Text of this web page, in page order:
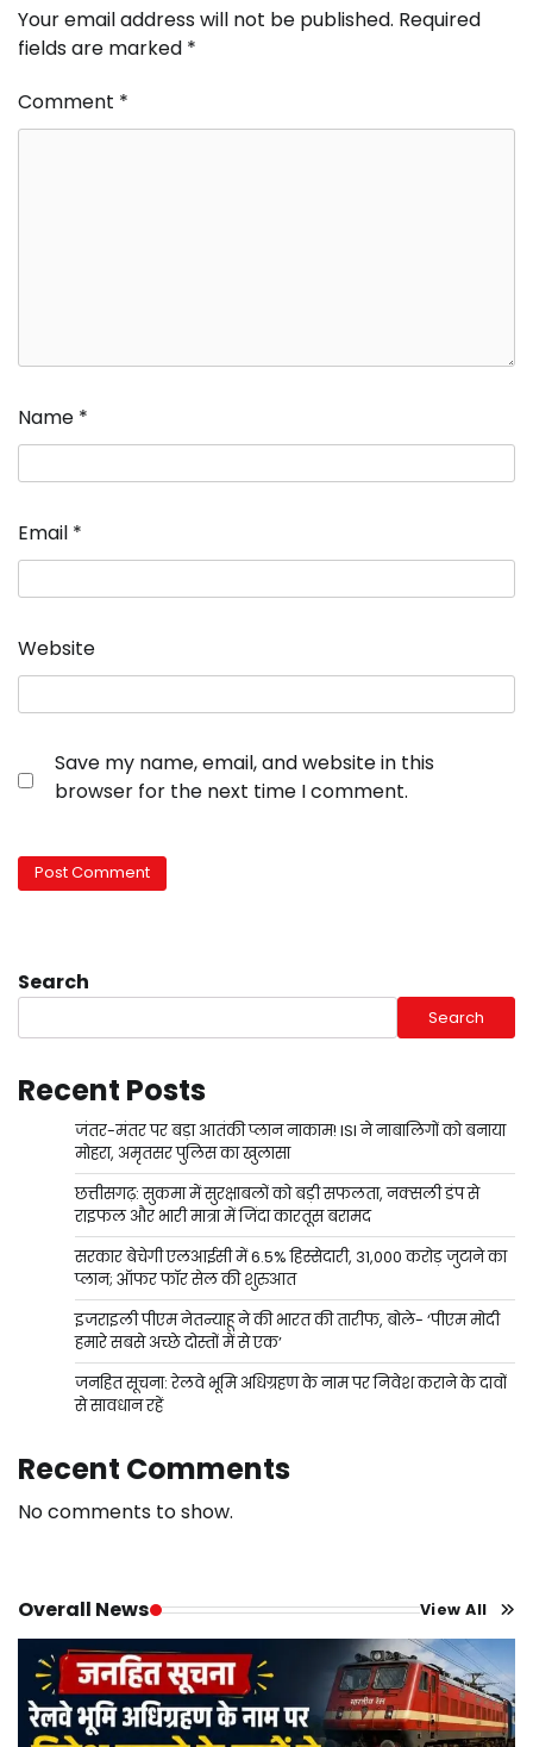
Your email address will not be published. Required
fields are marked *
Comment *
Name *
Email *
Website
Save my name, email, and website in this
browser for the next time I comment.
Search
Search
Recent Posts
जंतर-मंतर पर बड़ा आतंकी प्लान नाकाम! ISI ने नाबालिगों को बनाया
मोहरा, अमृतसर पुलिस का खुलासा
छत्तीसगढ़: सुकमा में सुरक्षाबलों को बड़ी सफलता, नक्सली डंप से
राइफल और भारी मात्रा में जिंदा कारतूस बरामद
सरकार बेचेगी एलआईसी में 6.5% हिस्सेदारी, 31,000 करोड़ जुटाने का
प्लान; ऑफर फॉर सेल की शुरुआत
इजराइली पीएम नेतन्याहू ने की भारत की तारीफ, बोले- ‘पीएम मोदी
हमारे सबसे अच्छे दोस्तों में से एक’
जनहित सूचना: रेलवे भूमि अधिग्रहण के नाम पर निवेश कराने के दावों
से सावधान रहें
Recent Comments
No comments to show.
Overall News View All